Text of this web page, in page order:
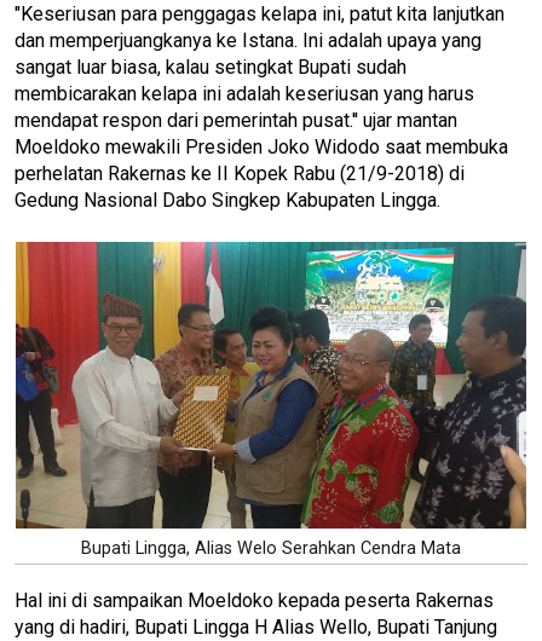
"Keseriusan para penggagas kelapa ini, patut kita lanjutkan
dan memperjuangkanya ke Istana. Ini adalah upaya yang
sangat luar biasa, kalau setingkat Bupati sudah
membicarakan kelapa ini adalah keseriusan yang harus
mendapat respon dari pemerintah pusat.'' ujar mantan
Moeldoko mewakili Presiden Joko Widodo saat membuka
perhelatan Rakernas ke II Kopek Rabu (21/9-2018) di
Gedung Nasional Dabo Singkep Kabupaten Lingga.
Bupati Lingga, Alias Welo Serahkan Cendra Mata
Hal ini di sampaikan Moeldoko kepada peserta Rakernas
yang di hadiri, Bupati Lingga H Alias Wello, Bupati Tanjung